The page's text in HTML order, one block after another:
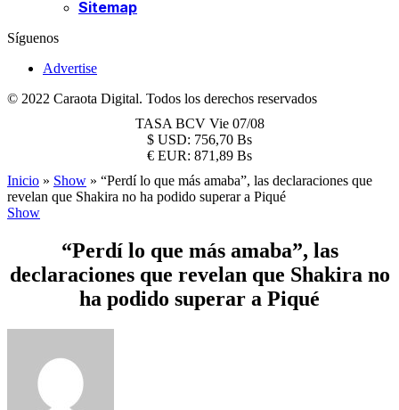
Sitemap
Síguenos
Advertise
© 2022 Caraota Digital. Todos los derechos reservados
TASA BCV Vie 07/08
$ USD: 756,70 Bs
€ EUR: 871,89 Bs
Inicio » Show » “Perdí lo que más amaba”, las declaraciones que
revelan que Shakira no ha podido superar a Piqué
Show
“Perdí lo que más amaba”, las
declaraciones que revelan que Shakira no
ha podido superar a Piqué